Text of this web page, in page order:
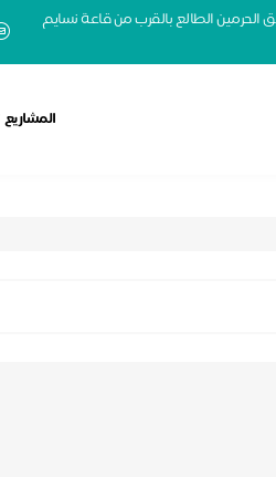
الحرمين الطالع بالقرب من قاعة نسايم
المشاريع